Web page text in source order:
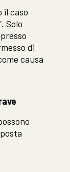
il caso
Solo
di
causa